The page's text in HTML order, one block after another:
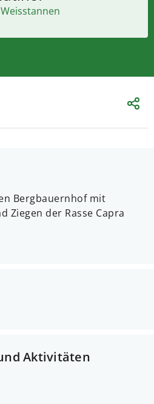
Bergbauernhof mit
Aktivitäten